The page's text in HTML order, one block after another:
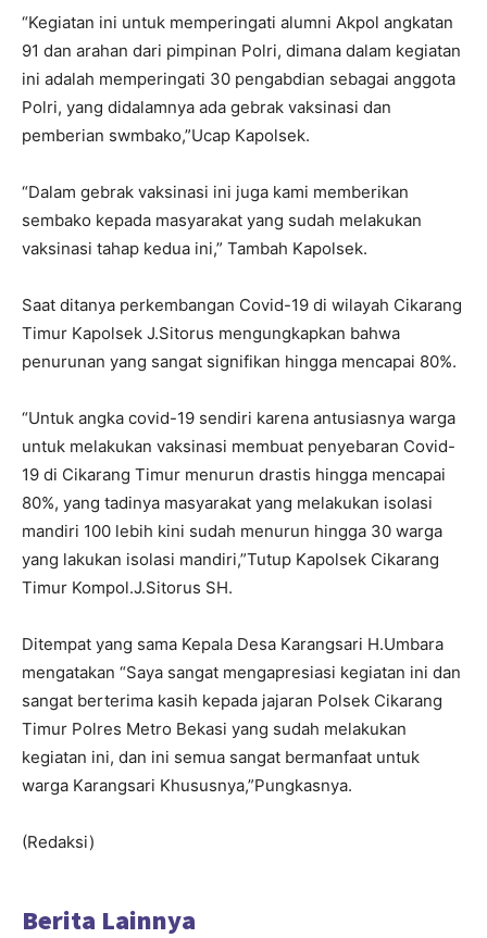
“Kegiatan ini untuk memperingati alumni Akpol angkatan
91 dan arahan dari pimpinan Polri, dimana dalam kegiatan
ini adalah memperingati 30 pengabdian sebagai anggota
Polri, yang didalamnya ada gebrak vaksinasi dan
pemberian swmbako,”Ucap Kapolsek.
“Dalam gebrak vaksinasi ini juga kami memberikan
sembako kepada masyarakat yang sudah melakukan
vaksinasi tahap kedua ini,” Tambah Kapolsek.
Saat ditanya perkembangan Covid-19 di wilayah Cikarang
Timur Kapolsek J.Sitorus mengungkapkan bahwa
penurunan yang sangat signifikan hingga mencapai 80%.
“Untuk angka covid-19 sendiri karena antusiasnya warga
untuk melakukan vaksinasi membuat penyebaran Covid-
19 di Cikarang Timur menurun drastis hingga mencapai
80%, yang tadinya masyarakat yang melakukan isolasi
mandiri 100 lebih kini sudah menurun hingga 30 warga
yang lakukan isolasi mandiri,”Tutup Kapolsek Cikarang
Timur Kompol.J.Sitorus SH.
Ditempat yang sama Kepala Desa Karangsari H.Umbara
mengatakan “Saya sangat mengapresiasi kegiatan ini dan
sangat berterima kasih kepada jajaran Polsek Cikarang
Timur Polres Metro Bekasi yang sudah melakukan
kegiatan ini, dan ini semua sangat bermanfaat untuk
warga Karangsari Khususnya,”Pungkasnya.
(Redaksi)
Berita Lainnya